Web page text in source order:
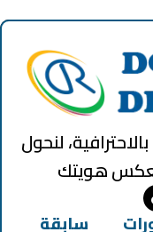
لنحول
هويتك
سابقة